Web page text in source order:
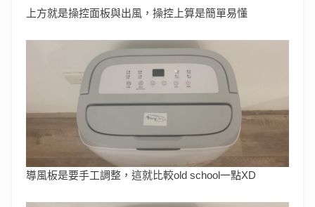
上方就是操控面板與出風，操控上算是簡單易懂
導風板是要手工調整，這就比較old school一點XD